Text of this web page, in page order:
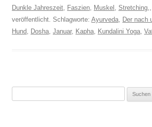
Dunkle Jahreszeit, Faszien, Muskel , Stretching,,
veröffentlicht. Schlagworte: Ayurveda, Der nach
Hund, Dosha, Januar, Kapha, Kundalini Yoga,